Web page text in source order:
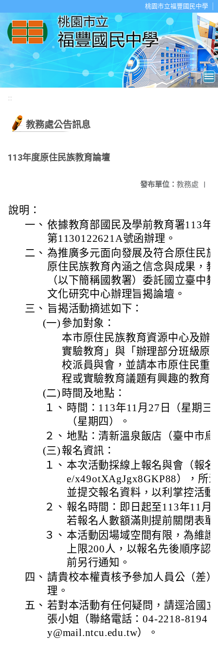
桃園市立福豐國民中學
:::
教務處公告訊息
113年度原住民族教育論壇
發布單位： 教務處 |
說明：
一、 依據教育部國民及學前教育署113年
第1130122621A號函辦理。
二、 為推廣多元面向發展及符合原住民
原住民族教育內涵之信念與成果，
（以下簡稱國教署）委託國立臺中
文化研究中心辦理旨揭論壇。
三、 旨揭活動摘述如下：
(一) 參加對象：
本市原住民族教育資源中心及辦
實驗教育」與「辦理部分班級原
校派員與會，並請本市原住民重
程或實驗教育議題有興趣的教育
(二) 時間及地點：
１、 時間：113年11月27日（星期三
（星期四）。
２、 地點：清新溫泉飯店（臺中市
(三) 報名資訊：
１、 本次活動採線上報名與會（報
e/x49otXAgJgx8GKP88），所
並提交報名資料，以利掌控活動
２、 報名時間：即日起至113年11月
若報名人數額滿則提前關閉表單
３、 本活動因場域空間有限，為維
上限200人，以報名先後順序認
前另行通知。
四、 請貴校本權責核予參加人員公（差
理。
五、 若對本活動有任何疑問，請逕洽國
張小姐（聯絡電話：04-2218-8194
y@mail.ntcu.edu.tw）。